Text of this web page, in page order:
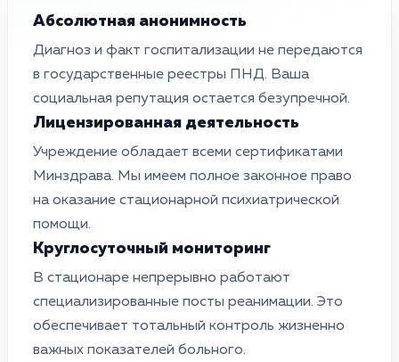
Абсолютная анонимность
Диагноз и факт госпитализации не передаются
в государственные реестры ПНД. Ваша
социальная репутация остается безупречной.
Лицензированная деятельность
Учреждение обладает всеми сертификатами
Минздрава. Мы имеем полное законное право
на оказание стационарной психиатрической
помощи.
Круглосуточный мониторинг
В стационаре непрерывно работают
специализированные посты реанимации. Это
обеспечивает тотальный контроль жизненно
важных показателей больного.